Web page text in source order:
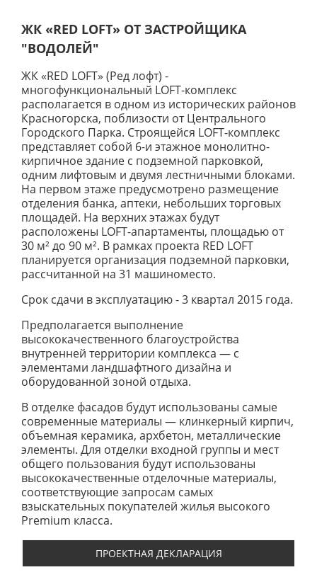
ЖК «RED LOFT» ОТ ЗАСТРОЙЩИКА
"ВОДОЛЕЙ"
ЖК «RED LOFT» (Ред лофт) -
многофункциональный LOFT-комплекс
располагается в одном из исторических районов
Красногорска, поблизости от Центрального
Городского Парка. Строящейся LOFT-комплекс
представляет собой 6-и этажное монолитно-
кирпичное здание с подземной парковкой,
одним лифтовым и двумя лестничными блоками.
На первом этаже предусмотрено размещение
отделения банка, аптеки, небольших торговых
площадей. На верхних этажах будут
расположены LOFT-апартаменты, площадью от
30 м² до 90 м². В рамках проекта RED LOFT
планируется организация подземной парковки,
рассчитанной на 31 машиноместо.
Срок сдачи в эксплуатацию - 3 квартал 2015 года.
Предполагается выполнение
высококачественного благоустройства
внутренней территории комплекса — с
элементами ландшафтного дизайна и
оборудованной зоной отдыха.
В отделке фасадов будут использованы самые
современные материалы — клинкерный кирпич,
объемная керамика, архбетон, металлические
элементы. Для отделки входной группы и мест
общего пользования будут использованы
высококачественные отделочные материалы,
соответствующие запросам самых
взыскательных покупателей жилья высокого
Premium класса.
ПРОЕКТНАЯ ДЕКЛАРАЦИЯ